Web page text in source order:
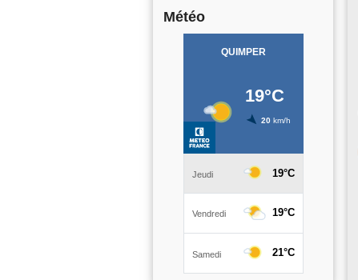
Météo